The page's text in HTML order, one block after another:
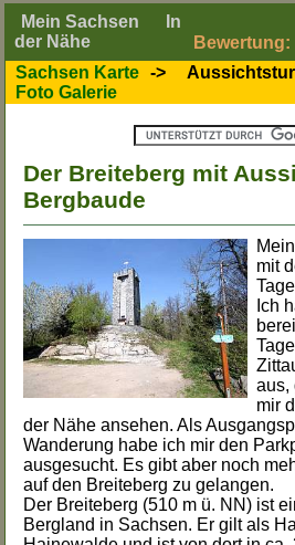
Bewertung:
Mein Sachsen
In
der Nähe
Sachsen Karte ->
Foto Galerie
Der Breiteberg mit
Bergbaude
mit
Ich
aus,
mir
der Nähe ansehen. Als
Wanderung habe ich mir den
ausgesucht. Es gibt aber noch
auf den Breiteberg zu gelangen.
Der Breiteberg (510 m ü. NN) ist
Bergland in Sachsen. Er gilt als